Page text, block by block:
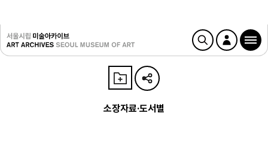
소장자료·도서별